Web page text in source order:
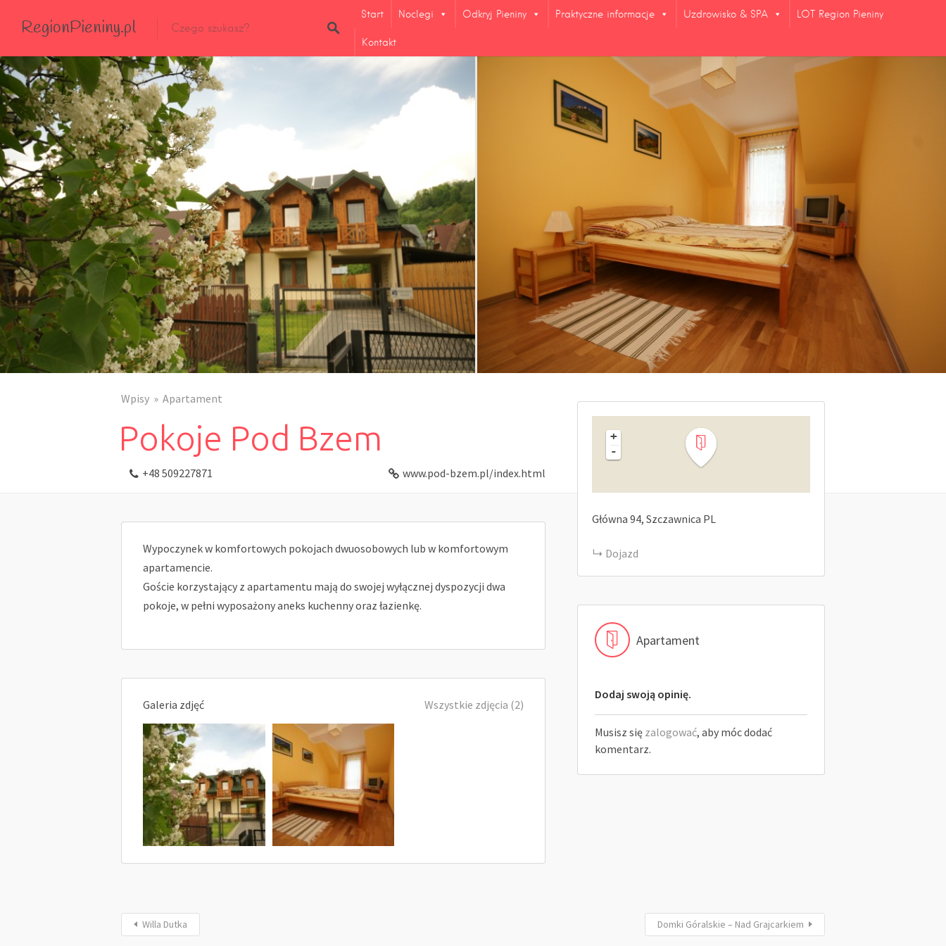
RegionPieniny.pl
Start Noclegi Odkryj Pieniny Praktyczne informacje Uzdrowisko & SPA LOT Region Pieniny
Kontakt
Wpisy Apartament
Pokoje Pod Bzem
+48 509227871 www.pod-bzem.pl/index.html
Wypoczynek w komfortowych pokojach dwuosobowych lub w komfortowym
apartamencie.
Goście korzystający z apartamentu mają do swojej wyłącznej dyspozycji dwa
pokoje, w pełni wyposażony aneks kuchenny oraz łazienkę.
Galeria zdjęć Wszystkie zdjęcia (2)
+
-
Główna 94 Szczawnica PL
Dojazd
Apartament
Dodaj swoją opinię.
Musisz się zalogować, aby móc dodać
komentarz.
Willa Dutka Domki Góralskie – Nad Grajcarkiem